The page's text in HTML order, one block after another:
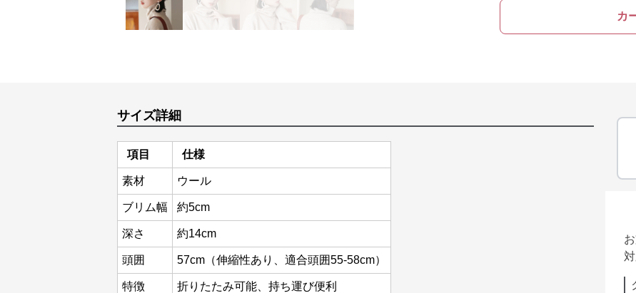
カ
サイズ詳細
項目 仕様
素材 ウール
ブリム幅 約5cm
深さ 約14cm
頭囲 57cm（伸縮性あり、適合頭囲55-58cm）
特徴 折りたたみ可能、持ち運び便利